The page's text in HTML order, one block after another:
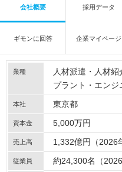
会社概要 採用データ
ギモンに回答 企業マイページ
業種 人材派遣・人材紹
プラント・エンジ
本社 東京都
資本金 5,000万円
売上高 1,332億円（2026
従業員 約24,300名（2026